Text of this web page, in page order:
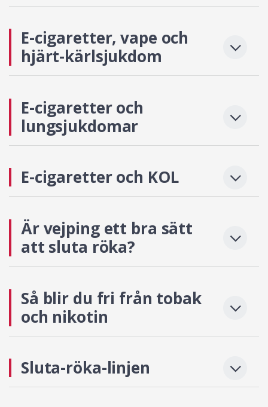
E-cigaretter, vape och
hjärt-kärlsjukdom
E-cigaretter och
lungsjukdomar
E-cigaretter och KOL
Är vejping ett bra sätt
att sluta röka?
Så blir du fri från tobak
och nikotin
Sluta-röka-linjen